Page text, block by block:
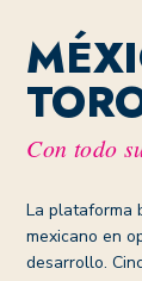
Con todo
La plataforma
mexicano en
desarrollo.